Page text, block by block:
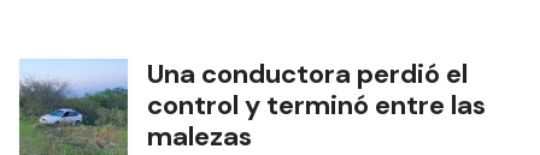
Una conductora perdió el
control y terminó entre las
malezas